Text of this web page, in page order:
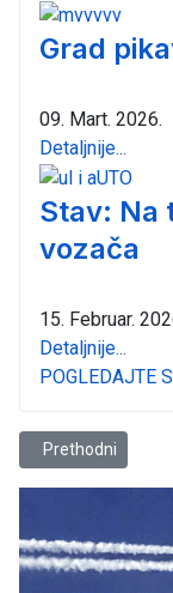
Grad
09. Mart. 2026.
Detaljnije...
Stav: Na
vozača
15. Februar.
Detaljnije...
POGLEDAJTE
Prethodni članak:
Prethodni